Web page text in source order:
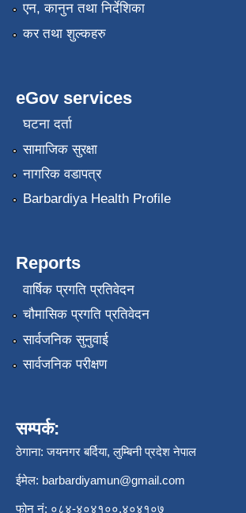
एन, कानुन तथा निर्देशिका
कर तथा शुल्कहरु
eGov services
घटना दर्ता
सामाजिक सुरक्षा
नागरिक वडापत्र
Barbardiya Health Profile
Reports
वार्षिक प्रगति प्रतिवेदन
चौमासिक प्रगति प्रतिवेदन
सार्वजनिक सुनुवाई
सार्वजनिक परीक्षण
सम्पर्क:
ठेगाना: जयनगर बर्दिया, लुम्बिनी प्रदेश नेपाल
ईमेल: barbardiyamun@gmail.com
फोन नं: ०८४-४०४१००,४०४१०७